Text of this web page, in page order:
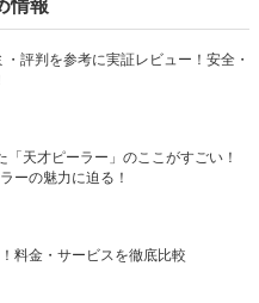
情報
・評判を参考に実証レビュー！安全・
天才ピーラー」のここがすごい！
ーの魅力に迫る！
料金・サービスを徹底比較